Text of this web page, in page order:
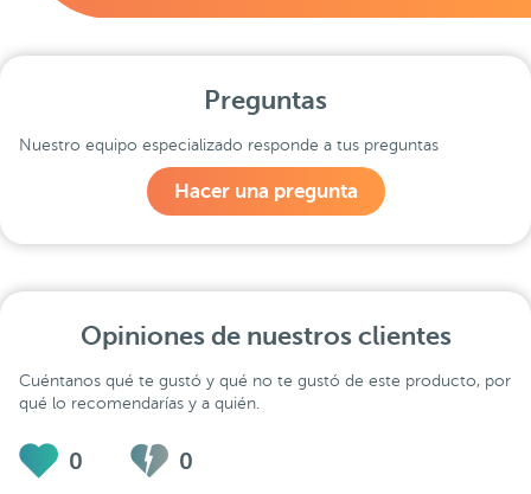
Preguntas
Nuestro equipo especializado responde a tus preguntas
Hacer una pregunta
Opiniones de nuestros clientes
Cuéntanos qué te gustó y qué no te gustó de este producto, por
qué lo recomendarías y a quién.
0 0